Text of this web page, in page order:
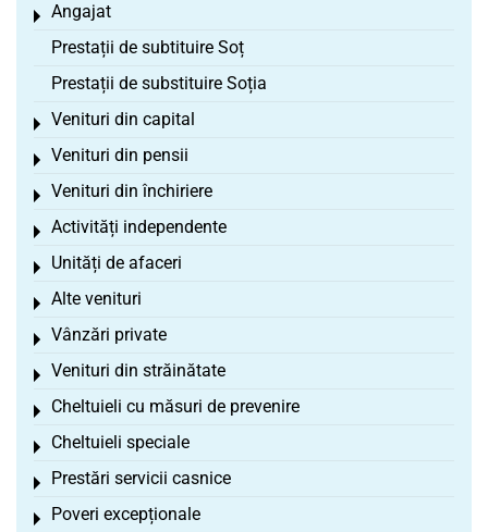
Angajat
Toggle menu
Prestații de subtituire Soț
Prestații de substituire Soția
Venituri din capital
Toggle menu
Venituri din pensii
Toggle menu
Venituri din închiriere
Toggle menu
Activități independente
Toggle menu
Unități de afaceri
Toggle menu
Alte venituri
Toggle menu
Vânzări private
Toggle menu
Venituri din străinătate
Toggle menu
Cheltuieli cu măsuri de prevenire
Toggle menu
Cheltuieli speciale
Toggle menu
Prestări servicii casnice
Toggle menu
Poveri excepționale
Toggle menu